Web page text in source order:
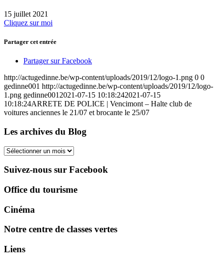
15 juillet 2021
Cliquez sur moi
Partager cet entrée
Partager sur Facebook
http://actugedinne.be/wp-content/uploads/2019/12/logo-1.png 0 0
gedinne001 http://actugedinne.be/wp-content/uploads/2019/12/logo-
1.png gedinne001 2021-07-15 10:18:242021-07-15
10:18:24ARRETE DE POLICE | Vencimont – Halte club de
voitures anciennes le 21/07 et brocante le 25/07
Les archives du Blog
Les
du
Suivez-nous sur Facebook
Office du tourisme
Cinéma
Notre centre de classes vertes
Liens